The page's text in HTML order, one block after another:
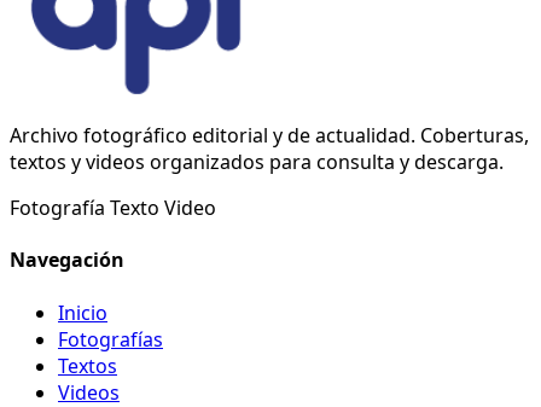
Archivo fotográfico editorial y de actualidad. Coberturas,
textos y videos organizados para consulta y descarga.
Fotografía Texto Video
Navegación
Inicio
Fotografías
Textos
Videos